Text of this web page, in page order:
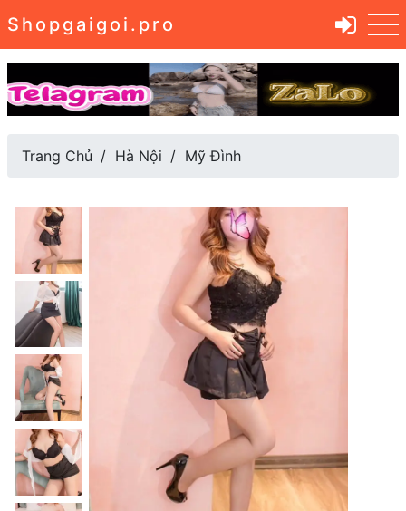
Shopgaigoi.pro
Trang Chủ Hà Nội Mỹ Đình